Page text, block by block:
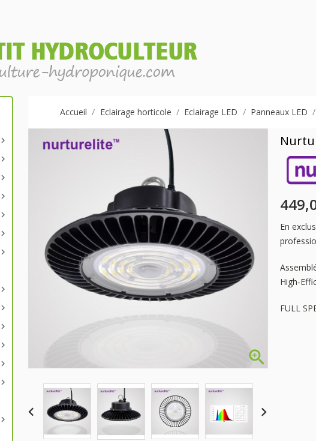














Accueil Eclairage horticole Eclairage LED Panneaux LED

En
FULL